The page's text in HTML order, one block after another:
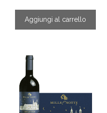
Aggiungi al carrello